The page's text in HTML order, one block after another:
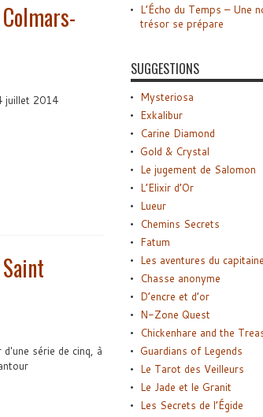
juillet 2014
série de cinq, à
L’Écho du Temps – Une
trésor se prépare
SUGGESTIONS
Mysteriosa
Exkalibur
Carine Diamond
Gold & Crystal
Le jugement de Salomon
L’Elixir d’Or
Lueur
Chemins Secrets
Fatum
Les aventures du
Chasse anonyme
D’encre et d’or
N-Zone Quest
Chickenhare and the
Guardians of Legends
Le Tarot des Veilleurs
Le Jade et le Granit
Les Secrets de l’Égide